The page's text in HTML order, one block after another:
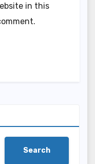
in this
Search